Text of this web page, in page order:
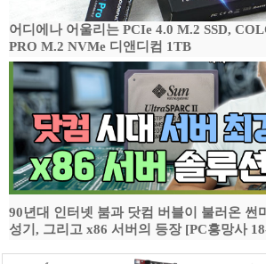
어디에나 어울리는 PCIe 4.0 M.2 SSD,
PRO M.2 NVMe 디앤디컴 1TB
90년대 인터넷 붐과 닷컴 버블이 불러온 썬
성기, 그리고 x86 서버의 등장 [PC흥망사